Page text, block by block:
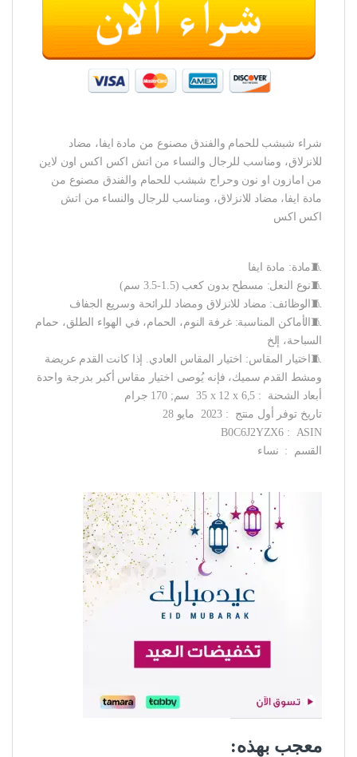
شراء شبشب للحمام والفندق مصنوع من مادة ايفا، مضاد
للانزلاق، ومناسب للرجال والنساء من اتش اكس اكس اون لاين
من امازون او نون وحراج شبشب للحمام والفندق مصنوع من
مادة ايفا، مضاد للانزلاق، ومناسب للرجال والنساء من اتش
اكس اكس
🧵مادة: مادة ايفا
🧵نوع النعل: مسطح بدون كعب (1.5-3.5 سم)
🧵الوظائف: مضاد للانزلاق ومضاد للرائحة وسريع الجفاف
🧵الأماكن المناسبة: غرفة النوم، الحمام، في الهواء الطلق، حمام
السباحة، إلخ
🧵اختيار المقاس: اختيار المقاس العادي. إذا كانت القدم عريضة
ومشط القدم سميك، فإنه يُوصى اختيار مقاس أكبر بدرجة واحدة
أبعاد الشحنة ‏ : ‎ 35 x 12 x 6,5 سم; 170 جرام
تاريخ توفر أول منتج ‏ : ‎ 2023 مايو 28
ASIN ‏ : ‎ B0C6J2YZX6
القسم ‏ : ‎ نساء
معجب بهذه: